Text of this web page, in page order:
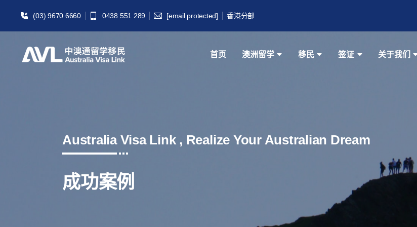
(03) 9670 6660 0438 551 289 [email protected] 香港分部
首页 澳洲留学 移民 签证 关于我们
Australia Visa Link , Realize Your Australian Dream
成功案例